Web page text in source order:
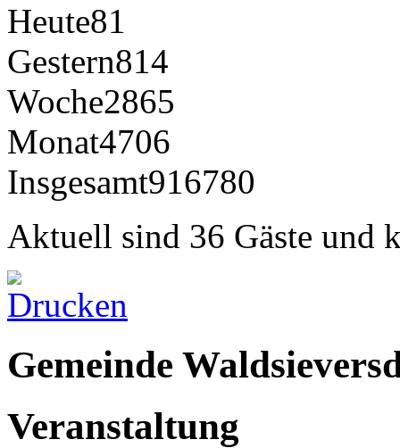
Heute81
Gestern814
Woche2865
Monat4706
Insgesamt916780
Aktuell sind 36 Gäste und
Gemeinde
Veranstaltung